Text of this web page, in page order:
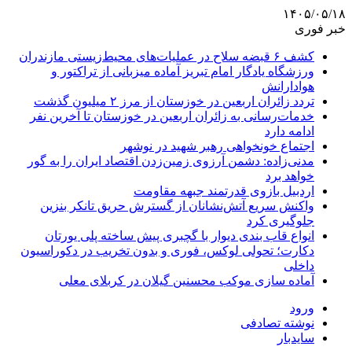
۱۴۰۵/۰۵/۱۸
خبر فوری
کشف ۶ قبضه سلاح در عملیات‌های محیط‌زیستی مازندران
ورزشگاه یادگار امام تبریز آماده میزبانی از تراکتور و
هوادارانش
تردد زائران اربعین در خوزستان از مرز ۲ میلیون گذشت
خدمات‌رسانی به زائران اربعین در خوزستان تا آخرین نفر
ادامه دارد
اجتماع خونخواهی رهبر شهید در نوشهر
مدنی‌زاده: دشمن آرزوی زمین‌زدن اقتصاد ایران را به گور
خواهد برد
اردبیل بازوی قدرتمند جبهه مقاومت
واکنش سریع آتش‌نشانان از گسترش حریق تانکر بنزین
جلوگیری کرد
انواع قاب بندی دیوار با گچبری پیش ساخته پلی یورتان
دکارت؛ تحولی لوکس، فوری و بدون تخریب در دکوراسیون
داخلی
آماده سازی موکب محسنین گیلان در کربلای معلی
ورود
نوشته تصادفی
سایدبار